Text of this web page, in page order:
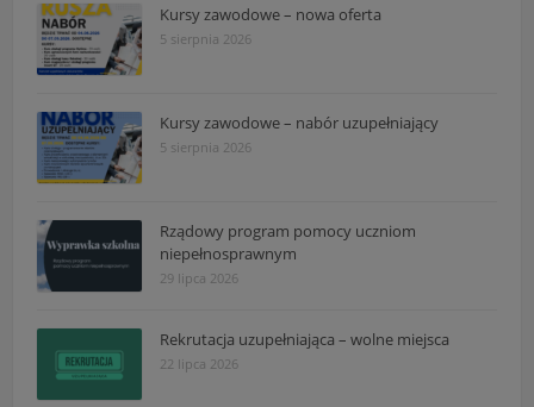
Kursy zawodowe – nowa oferta
5 sierpnia 2026
Kursy zawodowe – nabór uzupełniający
5 sierpnia 2026
Rządowy program pomocy uczniom
niepełnosprawnym
29 lipca 2026
Rekrutacja uzupełniająca – wolne miejsca
22 lipca 2026